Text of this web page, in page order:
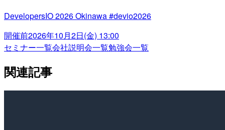
DevelopersIO 2026 Okinawa #devio2026
開催前2026年10月2日(金) 13:00
セミナー一覧会社説明会一覧勉強会一覧
関連記事